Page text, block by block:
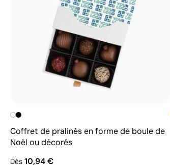
Coffret de pralinés en forme de boule de
Noël ou décorés
Dès 10,94 €